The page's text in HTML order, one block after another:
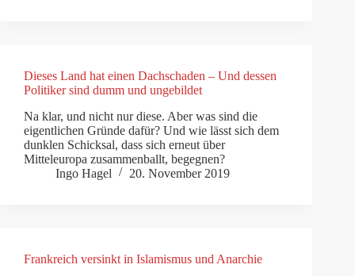
Dieses Land hat einen Dachschaden – Und dessen
Politiker sind dumm und ungebildet
Na klar, und nicht nur diese. Aber was sind die
eigentlichen Gründe dafür? Und wie lässt sich dem
dunklen Schicksal, dass sich erneut über
Mitteleuropa zusammenballt, begegnen?
Ingo Hagel
20. November 2019
Frankreich versinkt in Islamismus und Anarchie